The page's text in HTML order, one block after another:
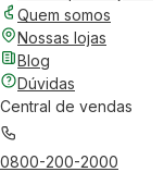
Quem somos
Nossas lojas
Blog
Dúvidas
Central de vendas
0800-200-2000